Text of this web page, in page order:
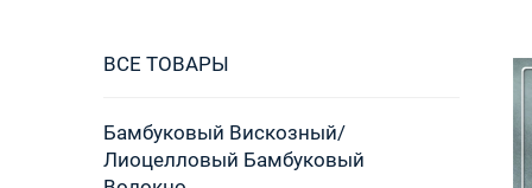
ВСЕ ТОВАРЫ
Бамбуковый Вискозный/
Лиоцелловый Бамбуковый